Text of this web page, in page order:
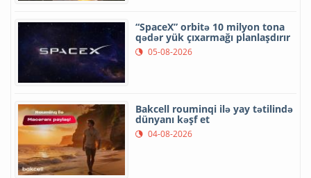
“SpaceX” orbitə 10 milyon tona
qədər yük çıxarmağı planlaşdırır
05-08-2026
Bakcell rouminqi ilə yay tətilində
dünyanı kəşf et
04-08-2026